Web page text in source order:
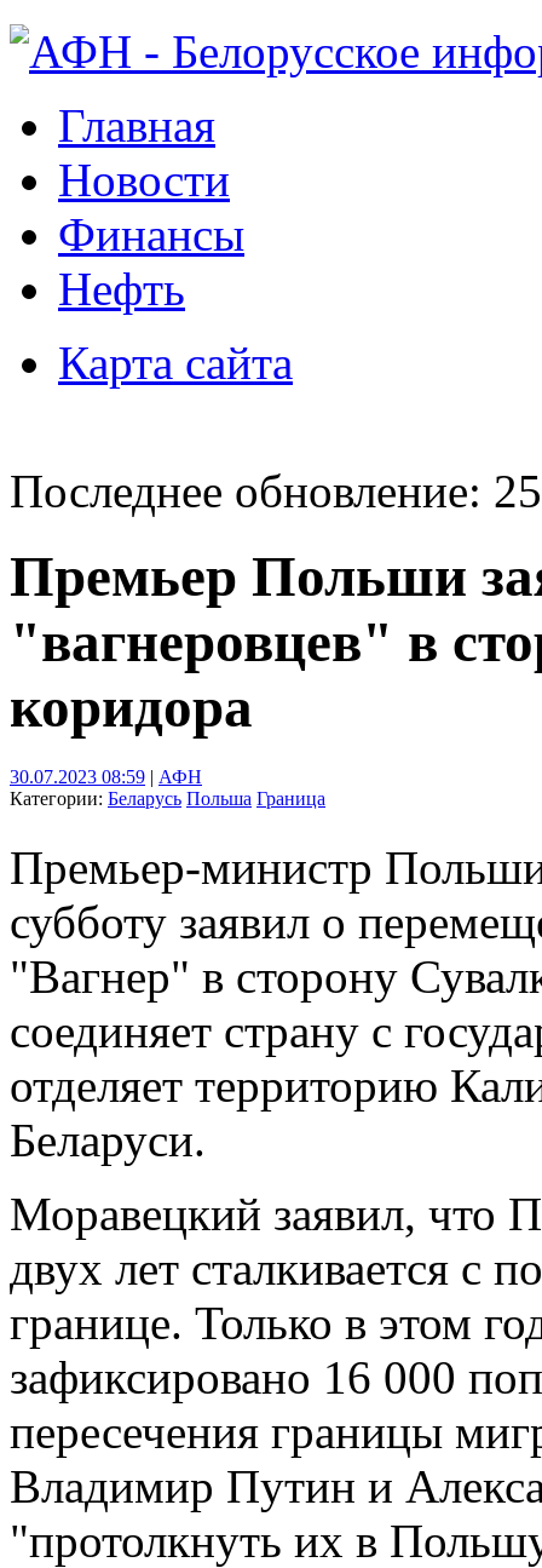
Главная
Новости
Финансы
Нефть
Карта сайта
Последнее обновление:
Премьер Польши
"вагнеровцев" в
коридора
30.07.2023 08:59 | АФН
Категории: Беларусь Польша Граница
Премьер-министр
субботу заявил о
"Вагнер" в сторону
соединяет страну с
отделяет территорию
Беларуси.
Моравецкий заявил, что
двух лет сталкивается с
границе. Только в этом
зафиксировано 16 000
пересечения границы
Владимир Путин и
"протолкнуть их в